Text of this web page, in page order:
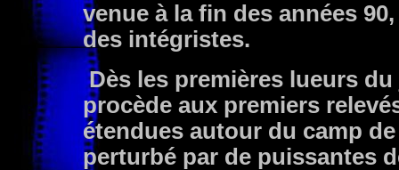
venue à la fin des années
des intégristes.
Dès les premières lueurs
procède aux premiers
étendues autour du camp
perturbé par de puissantes